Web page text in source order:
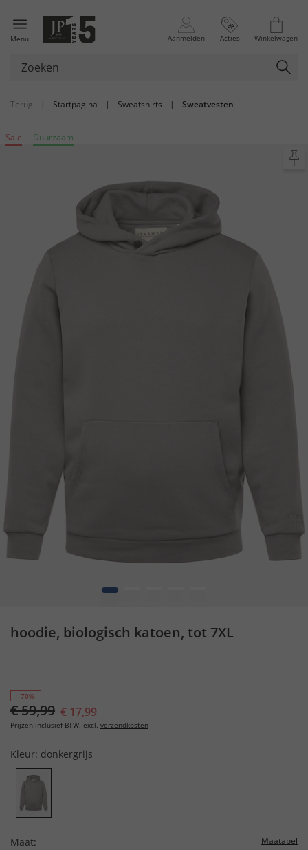
Menu Aanmelden Acties Winkelwagen
Terug | Startpagina | Sweatshirts | Sweatvesten
Sale Duurzaam
1
hoodie, biologisch katoen, tot 7XL
- 70%
€ 59,99 € 17,99
Prijzen inclusief BTW, excl. verzendkosten
Kleur: donkergrijs
Maat: Maatabel